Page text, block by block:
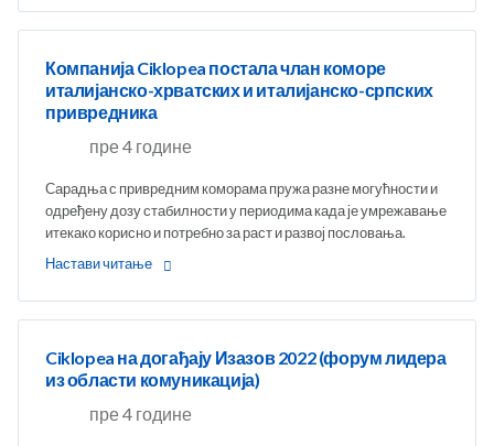
Компанија Ciklopea постала члан коморе
италијанско-хрватских и италијанско-српских
привредника
пре 4 године
Сарадња с привредним коморама пружа разне могућности и
одређену дозу стабилности у периодима када је умрежавање
итекако корисно и потребно за раст и развој пословања.
Настави читање
Ciklopea на догађају Изазов 2022 (форум лидера
из области комуникација)
пре 4 године